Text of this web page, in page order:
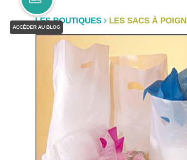
ACCÈDER AU BLOG
LES BOUTIQUES LES SACS À